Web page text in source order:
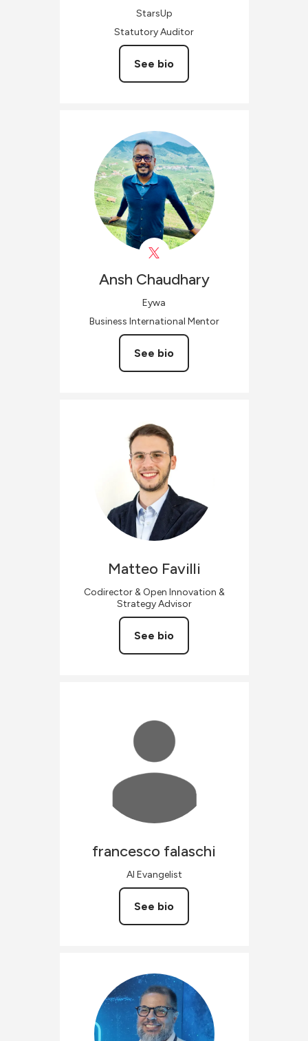
StarsUp
Statutory Auditor
See bio
Ansh Chaudhary
Eywa
Business International Mentor
See bio
Matteo Favilli
Codirector & Open Innovation &
Strategy Advisor
See bio
francesco falaschi
AI Evangelist
See bio